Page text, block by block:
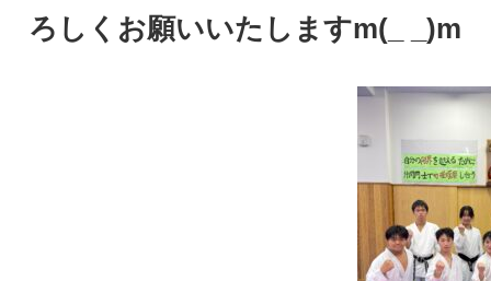
ろしくお願いいたしますm(_ _)m